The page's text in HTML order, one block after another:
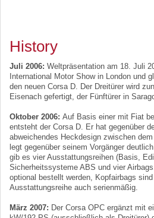
History
Juli 2006: Weltpräsentation am 18. Juli
International Motor Show in London und
den neuen Corsa D. Der Dreitürer wird
Eisenach gefertigt, der Fünftürer in
Oktober 2006: Auf Basis einer mit Fiat
entsteht der Corsa D. Er hat gegenüber
abweichendes Heckdesign zwischen
legt gegenüber seinem Vorgänger
gib es vier Ausstattungsreihen (Basis,
Sicherheitssysteme ABS und vier
optional bestellt werden, Kopfairbags
Ausstattungsreihe auch serienmäßig.
März 2007: Der Corsa OPC ergänzt mit